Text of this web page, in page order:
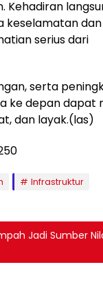
Kehadiran
keselamatan
serius dari
serta
ke depan dapat
dan layak.(las)
Infrastruktur
Jadi Sumber